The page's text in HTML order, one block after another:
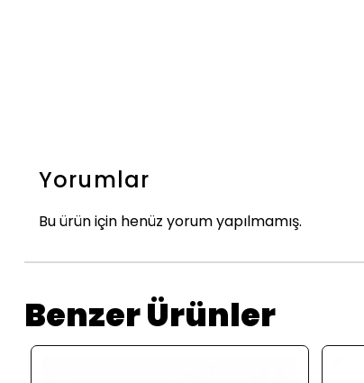
Yorumlar
Bu ürün için henüz yorum yapılmamış.
Benzer Ürünler